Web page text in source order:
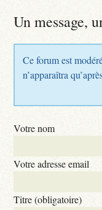
Un message,
Ce forum est
n’apparaîtra
Votre nom
Votre adresse email
Titre (obligatoire)